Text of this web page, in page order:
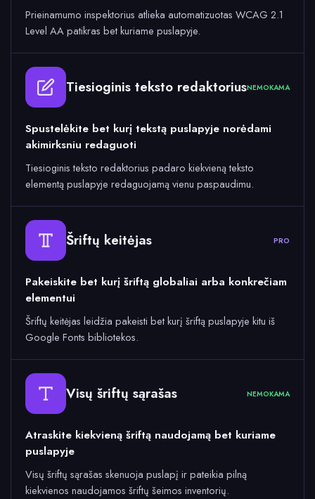
Prieinamumo inspektorius atlieka automatizuotas WCAG 2.1
Level AA patikras bet kuriame puslapyje.
Tiesioginis teksto redaktoriusNEMOKAMA
Spustelėkite bet kurį tekstą puslapyje norėdami
akimirksniu redaguoti
Tiesioginis teksto redaktorius padaro kiekvieną teksto
elementą puslapyje redaguojamą vienu paspaudimu.
Šriftų keitėjas PRO
Pakeiskite bet kurį šriftą globaliai arba konkrečiam
elementui
Šriftų keitėjas leidžia pakeisti bet kurį šriftą puslapyje kitu iš
Google Fonts bibliotekos.
Visų šriftų sąrašas NEMOKAMA
Atraskite kiekvieną šriftą naudojamą bet kuriame
puslapyje
Visų šriftų sąrašas skenuoja puslapį ir pateikia pilną
kiekvienos naudojamos šriftų šeimos inventorių.